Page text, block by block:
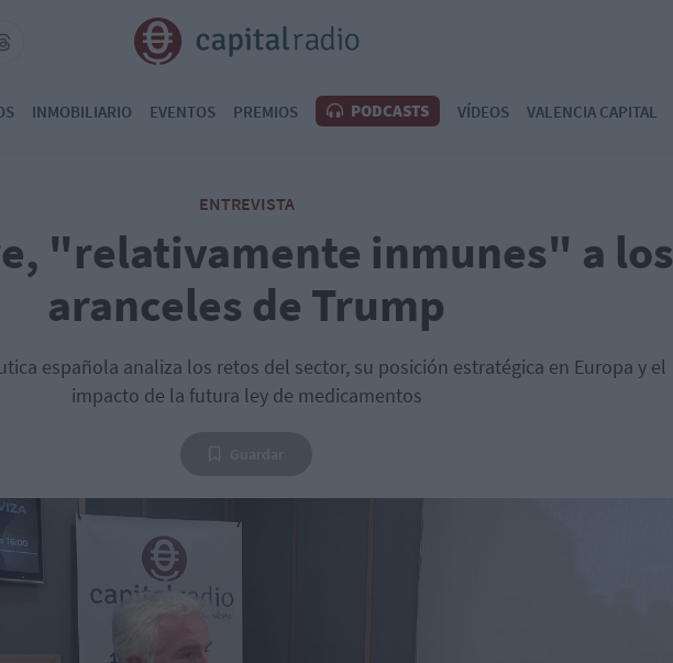
INMOBILIARIO EVENTOS PREMIOS PODCASTS VÍDEOS VALENCIA CAPITAL
ENTREVISTA
"relativamente inmunes" a los
aranceles de Trump
española analiza los retos del sector, su posición estratégica en Europa y el
impacto de la futura ley de medicamentos